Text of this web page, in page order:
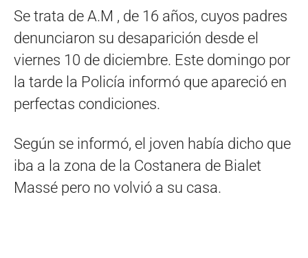
Se trata de A.M , de 16 años, cuyos padres
denunciaron su desaparición desde el
viernes 10 de diciembre. Este domingo por
la tarde la Policía informó que apareció en
perfectas condiciones.
Según se informó, el joven había dicho que
iba a la zona de la Costanera de Bialet
Massé pero no volvió a su casa.